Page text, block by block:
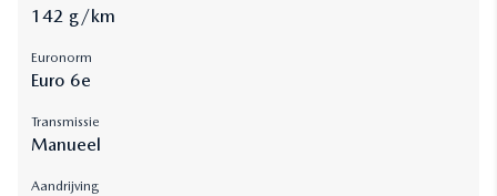
142 g/km
Euronorm
Euro 6e
Transmissie
Manueel
Aandrijving